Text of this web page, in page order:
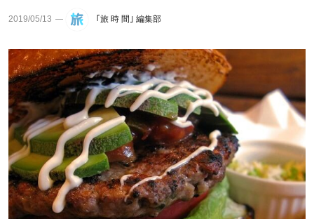
2019/05/13 ｢旅 時 間｣ 編集部